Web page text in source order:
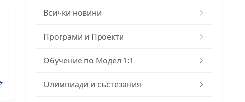
Всички новини
Програми и Проекти
Обучение по Модел 1:1
Олимпиади и състезания